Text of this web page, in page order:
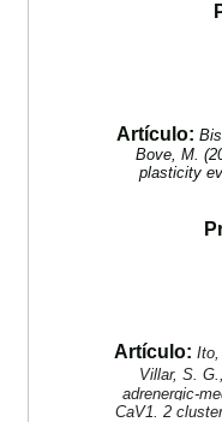
Artículo:
Bove, M.
plasticity
Artículo:
Villar, S.
CaV1. 2